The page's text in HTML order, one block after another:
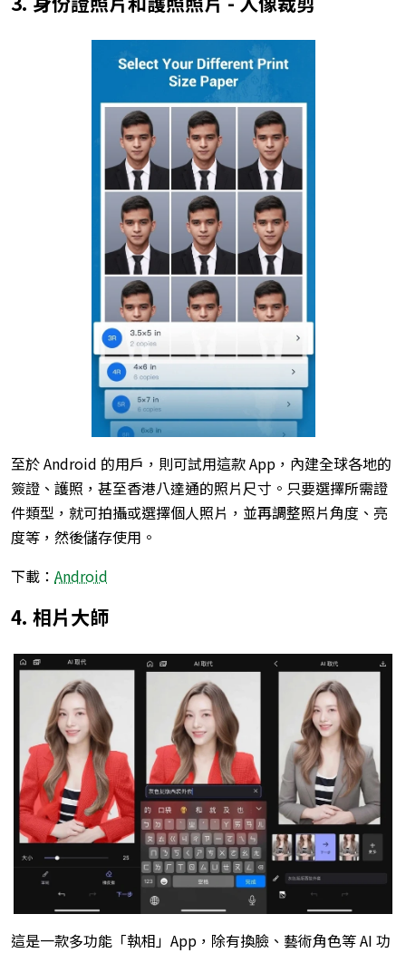
至於 Android 的用戶，則可試用這款 App，內建全球各地的
簽證、護照，甚至香港八達通的照片尺寸。只要選擇所需證
件類型，就可拍攝或選擇個人照片，並再調整照片角度、亮
度等，然後儲存使用。
下載： Android
4. 相片大師
這是一款多功能「執相」App，除有換臉、藝術角色等 AI 功